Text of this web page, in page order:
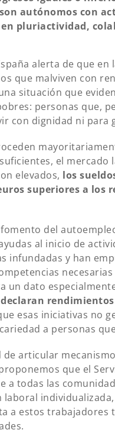
son autónomos con
pluriactividad,
alerta de que
que malviven con
situación que
personas que,
con dignidad ni para
el mercado
elevados, los
superiores a
del
al inicio de
infundadas y han
un dato
esas iniciativas no
a personas
de articular
que el
a todas las
a estos trabajadores